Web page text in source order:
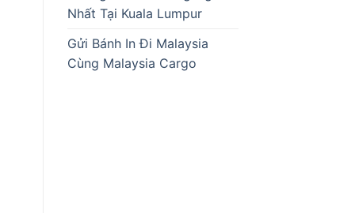
Nhất Tại Kuala Lumpur
Gửi Bánh In Đi Malaysia
Cùng Malaysia Cargo